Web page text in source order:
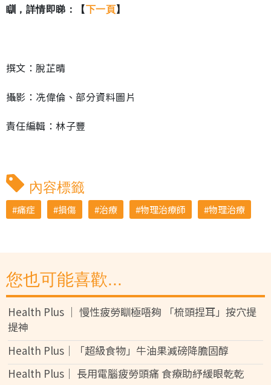
瞓，詳情即睇：【下一頁】
撰文：脫芷晴
攝影：冼偉倫、部分資料圖片
責任編輯：林子豐
內容標籤
痛症 損傷 治療 物理治療師 物理治療
您也可能喜歡...
Health Plus │ 慢性疲勞瞓極唔夠 「梳頭捏耳」按穴提
提神
Health Plus│「超級食物」牛油果減磅降膽固醇
Health Plus│ 長用電腦疲勞頭痛 食療助紓緩眼乾乾